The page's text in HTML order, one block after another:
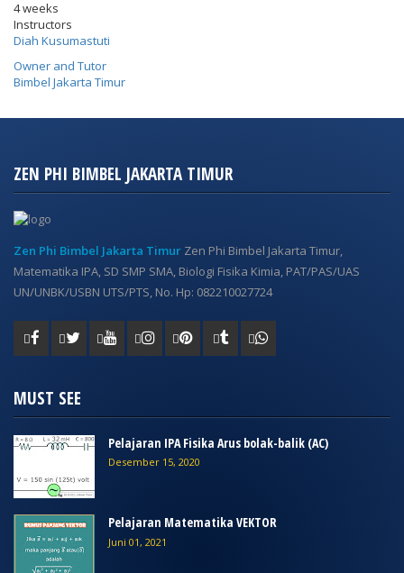
4 weeks
Instructors
Diah Kusumastuti
Owner and Tutor
Bimbel Jakarta Timur
ZEN PHI BIMBEL JAKARTA TIMUR
Zen Phi Bimbel Jakarta Timur Zen Phi Bimbel Jakarta Timur,
Matematika IPA, SD SMP SMA, Biologi Fisika Kimia, PAT/PAS/UAS
UN/UNBK/USBN UTS/PTS, No. Hp: 082210027724
MUST SEE
Pelajaran IPA Fisika Arus bolak-balik (AC)
Desember 15, 2020
Pelajaran Matematika VEKTOR
Juni 01, 2021